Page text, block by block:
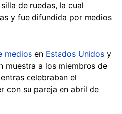
de ruedas, la cual
y fue difundida por medios
medios en Estados Unidos y
muestra a los miembros de
celebraban el
con su pareja en abril de